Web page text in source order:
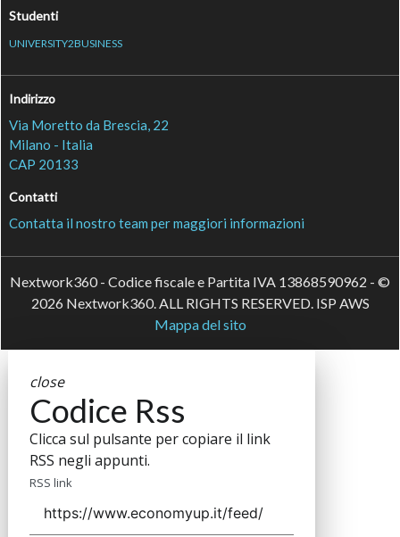
Studenti
UNIVERSITY2BUSINESS
Indirizzo
Via Moretto da Brescia, 22
Milano - Italia
CAP 20133
Contatti
Contatta il nostro team per maggiori informazioni
Nextwork360 - Codice fiscale e Partita IVA 13868590962 - ©
2026 Nextwork360. ALL RIGHTS RESERVED. ISP AWS
Mappa del sito
close
Codice Rss
Clicca sul pulsante per copiare il link
RSS negli appunti.
RSS link